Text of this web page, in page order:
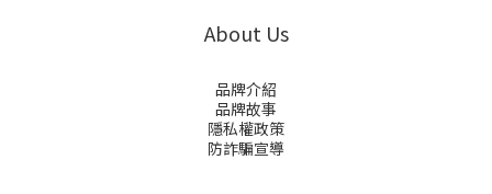
About Us
品牌介紹
品牌故事
隱私權政策
防詐騙宣導